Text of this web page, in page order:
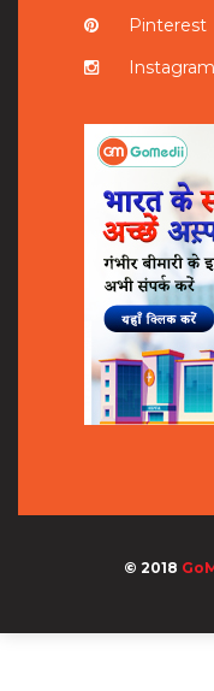
Pinterest
Instagram
© 2018